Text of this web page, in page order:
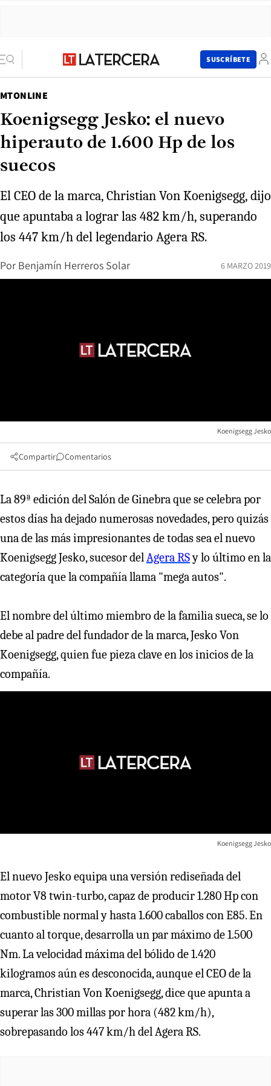
SUSCRÍBETE
MTONLINE
Koenigsegg Jesko: el nuevo
hiperauto de 1.600 Hp de los
suecos
El CEO de la marca, Christian Von Koenigsegg, dijo
que apuntaba a lograr las 482 km/h, superando
los 447 km/h del legendario Agera RS.
Por Benjamín Herreros Solar 6 MARZO 2019
Koenigsegg Jesko
Compartir Comentarios
La 89ª edición del Salón de Ginebra que se celebra por
estos días ha dejado numerosas novedades, pero quizás
una de las más impresionantes de todas sea el nuevo
Koenigsegg Jesko, sucesor delAgera RSy lo último en la
categoría que la compañía llama "mega autos".
El nombre del último miembro de la familia sueca, se lo
debe al padre del fundador de la marca, Jesko Von
Koenigsegg, quien fue pieza clave en los inicios de la
compañía.
Koenigsegg Jesko
El nuevo Jesko equipa una versión rediseñada del
motor V8 twin-turbo, capaz de producir 1.280 Hp con
combustible normal y hasta 1.600 caballos con E85. En
cuanto al torque, desarrolla un par máximo de 1.500
Nm. La velocidad máxima del bólido de 1.420
kilogramos aún es desconocida, aunque el CEO de la
marca, Christian Von Koenigsegg, dice que apunta a
superar las 300 millas por hora (482 km/h),
sobrepasando los 447 km/h del Agera RS.